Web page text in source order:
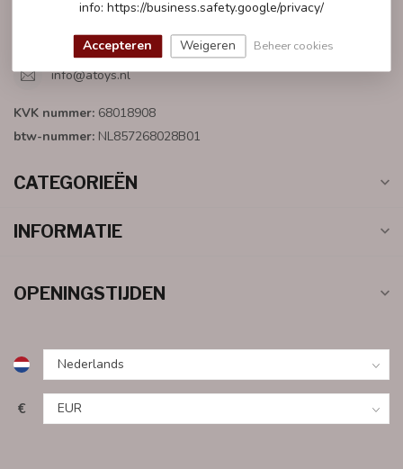
info@atoys.nl
KVK nummer: 68018908
btw-nummer: NL857268028B01
CATEGORIEËN
INFORMATIE
OPENINGSTIJDEN
€
info: https://business.safety.google/privacy/
Accepteren Weigeren Beheer cookies